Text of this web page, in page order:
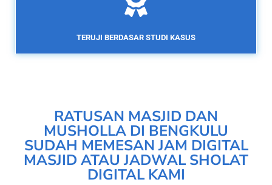
TERUJI BERDASAR STUDI KASUS
RATUSAN MASJID DAN
MUSHOLLA DI BENGKULU
SUDAH MEMESAN JAM DIGITAL
MASJID ATAU JADWAL SHOLAT
DIGITAL KAMI